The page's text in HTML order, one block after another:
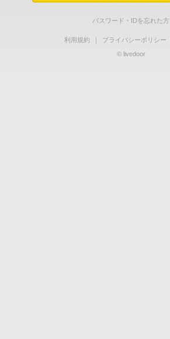
パスワード・IDを忘れた方
利用規約 ｜ プライバシーポリシー
© livedoor